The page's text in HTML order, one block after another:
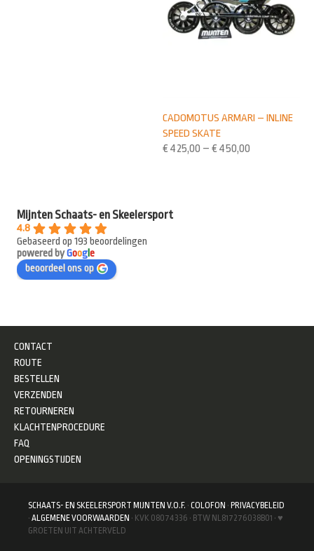
CADOMOTUS ARMARI – INLINE
SPEED SKATE
€ 425,00 – € 450,00
Mijnten Schaats- en Skeelersport
4.8
Gebaseerd op 193 beoordelingen
powered byGooge
beoordeel ons op
CONTACT
ROUTE
BESTELLEN
VERZENDEN
RETOURNEREN
KLACHTENPROCEDURE
FAQ
OPENINGSTIJDEN
SCHAATS- EN SKEELERSPORT MIJNTEN V.O.F. · COLOFON · PRIVACYBELEID
· ALGEMENE VOORWAARDEN · KVK 08074336 · BTW NL817276038B01 · ♥
GROETEN UIT ACHTERVELD